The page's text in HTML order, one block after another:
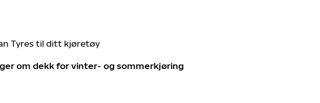
Tyres til ditt kjøretøy
om dekk for vinter- og sommerkjøring